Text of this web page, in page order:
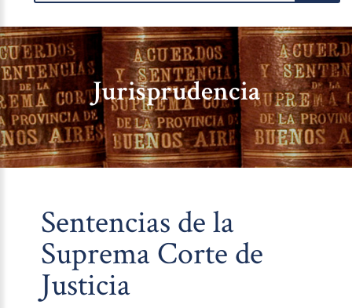
Jurisprudencia
Sentencias de la
Suprema Corte de
Justicia